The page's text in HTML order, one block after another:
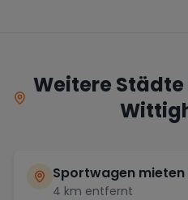
Weitere
Sportwagen mieten
4 km entfernt